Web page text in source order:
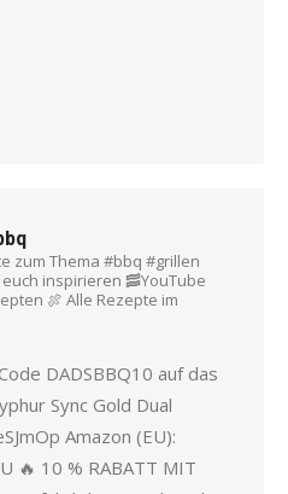
zum Thema #bbq #grillen
euch inspirieren 🥓YouTube
🍖 Alle Rezepte im